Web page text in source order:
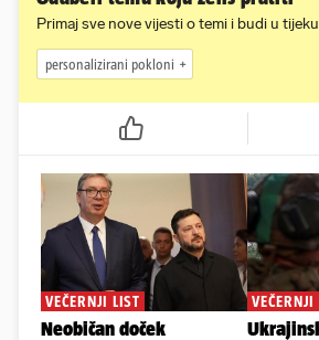
Primaj sve nove vijesti o temi i budi u tijeku
personalizirani pokloni